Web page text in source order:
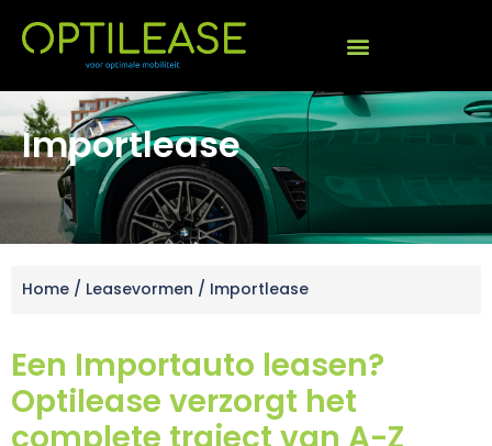
Importlease
Home / Leasevormen / Importlease
Een Importauto leasen?
Optilease verzorgt het